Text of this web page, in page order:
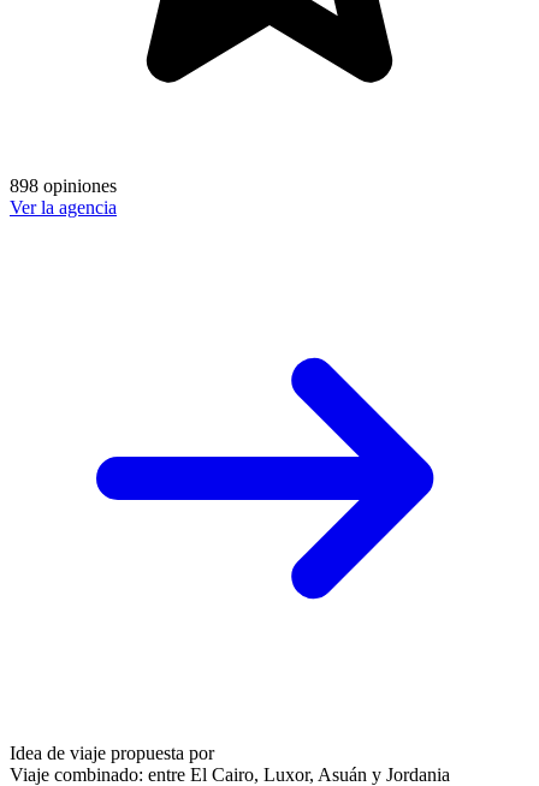
898 opiniones
Ver la agencia
Idea de viaje propuesta por
Viaje combinado: entre El Cairo, Luxor, Asuán y Jordania